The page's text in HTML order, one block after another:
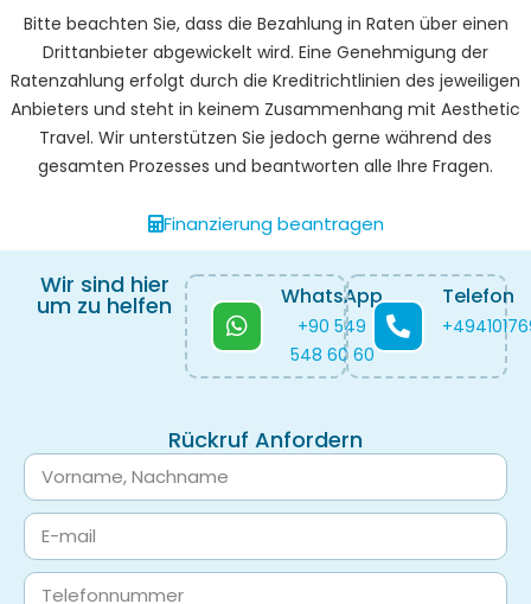
Bitte beachten Sie, dass die Bezahlung in Raten über einen
Drittanbieter abgewickelt wird. Eine Genehmigung der
Ratenzahlung erfolgt durch die Kreditrichtlinien des jeweiligen
Anbieters und steht in keinem Zusammenhang mit Aesthetic
Travel. Wir unterstützen Sie jedoch gerne während des
gesamten Prozesses und beantworten alle Ihre Fragen.
Finanzierung beantragen
Wir sind hier
um zu helfen WhatsApp
+90 549
548 60 60
Telefon
Rückruf Anfordern